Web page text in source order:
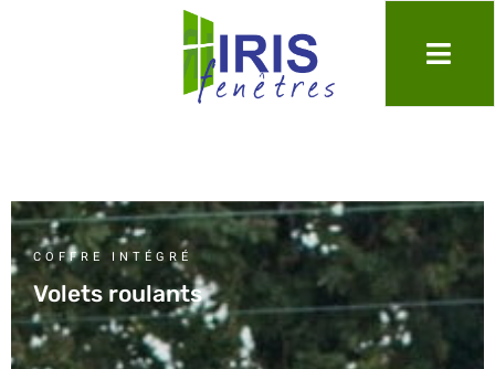
COFFRE INTÉGRÉ
Volets roulants